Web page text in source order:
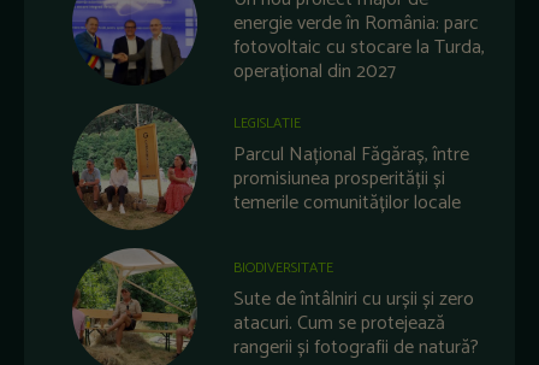
energie verde în România: parc
fotovoltaic cu stocare la Turda,
operațional din 2027
LEGISLATIE
Parcul Național Făgăraș, între
promisiunea prosperității și
temerile comunităților locale
BIODIVERSITATE
Sute de întâlniri cu urșii și zero
atacuri. Cum se protejează
rangerii și fotografii de natură?